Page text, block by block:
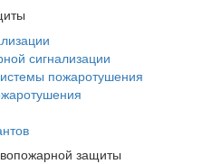
сигнализации
пожаротушения
защиты